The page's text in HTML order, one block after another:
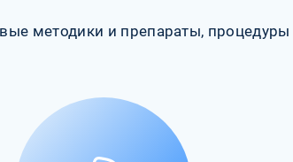
методики и препараты, процедуры